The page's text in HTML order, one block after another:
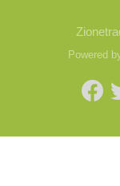
Powered